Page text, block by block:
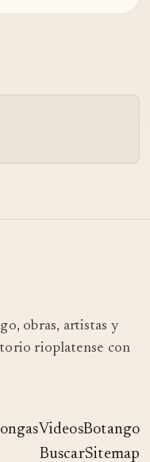
obras, artistas y
rioplatense con
VideosBotango
BuscarSitemap